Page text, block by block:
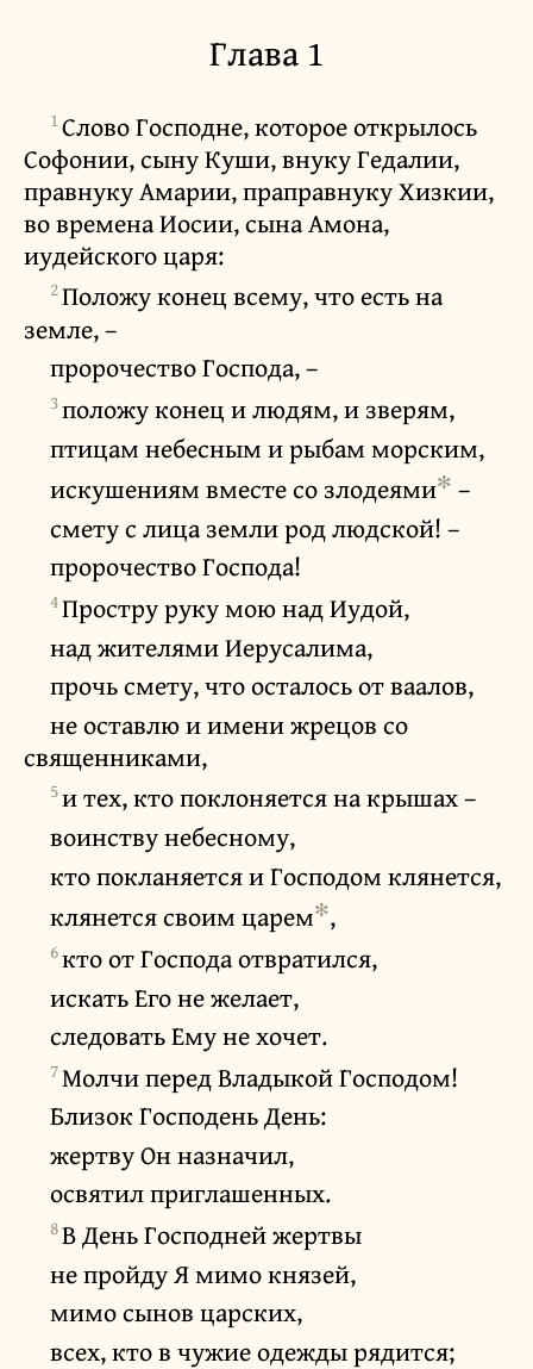
Глава 1
1Слово Господне, которое открылось
Софонии, сыну Куши, внуку Гедалии,
правнуку Амарии, праправнуку Хизкии,
во времена Иосии, сына Амона,
иудейского царя:
2Положу конец всему, что есть на
земле, –
пророчество Господа, –
3положу конец и людям, и зверям,
птицам небесным и рыбам морским,
искушениям вместе со злодеями✻ –
смету с лица земли род людской! –
пророчество Господа!
4Простру руку мою над Иудой,
над жителями Иерусалима,
прочь смету, что осталось от ваалов,
не оставлю и имени жрецов со
священниками,
5и тех, кто поклоняется на крышах –
воинству небесному,
кто покланяется и Господом клянется,
клянется своим царем✻,
6кто от Господа отвратился,
искать Его не желает,
следовать Ему не хочет.
7Молчи перед Владыкой Господом!
Близок Господень День:
жертву Он назначил,
освятил приглашенных.
8В День Господней жертвы
не пройду Я мимо князей,
мимо сынов царских,
всех, кто в чужие одежды рядится;